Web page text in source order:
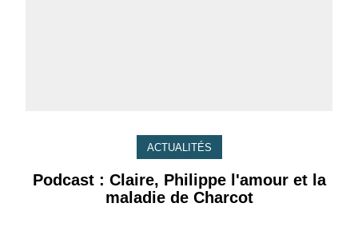
ACTUALITÉS
Podcast : Claire, Philippe l'amour et la
maladie de Charcot